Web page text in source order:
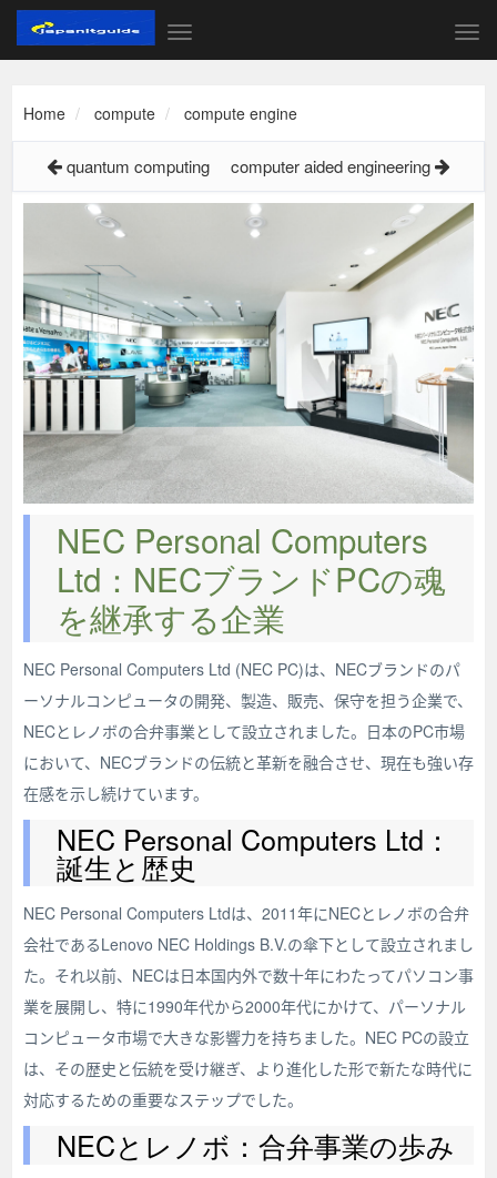
Home compute compute engine
quantum computing computer aided engineering
NEC Personal Computers
Ltd：NECブランドPCの魂
を継承する企業
NEC Personal Computers Ltd (NEC PC)は、NECブランドのパ
ーソナルコンピュータの開発、製造、販売、保守を担う企業で、
NECとレノボの合弁事業として設立されました。日本のPC市場
において、NECブランドの伝統と革新を融合させ、現在も強い存
在感を示し続けています。
NEC Personal Computers Ltd：
誕生と歴史
NEC Personal Computers Ltdは、2011年にNECとレノボの合弁
会社であるLenovo NEC Holdings B.V.の傘下として設立されまし
た。それ以前、NECは日本国内外で数十年にわたってパソコン事
業を展開し、特に1990年代から2000年代にかけて、パーソナル
コンピュータ市場で大きな影響力を持ちました。NEC PCの設立
は、その歴史と伝統を受け継ぎ、より進化した形で新たな時代に
対応するための重要なステップでした。
NECとレノボ：合弁事業の歩み